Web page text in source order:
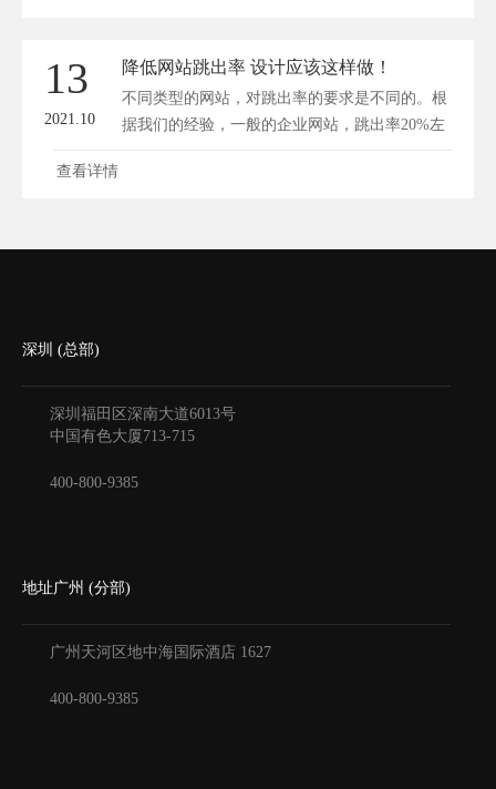
13
2021.10
降低网站跳出率 设计应该这样做！
不同类型的网站，对跳出率的要求是不同的。根
据我们的经验，一般的企业网站，跳出率20%左
右，...
查看详情
深圳 (总部)
深圳福田区深南大道6013号
中国有色大厦713-715
400-800-9385
地址广州 (分部)
广州天河区地中海国际酒店 1627
400-800-9385